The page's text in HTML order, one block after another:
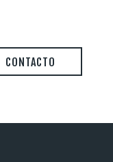
CONTACTO